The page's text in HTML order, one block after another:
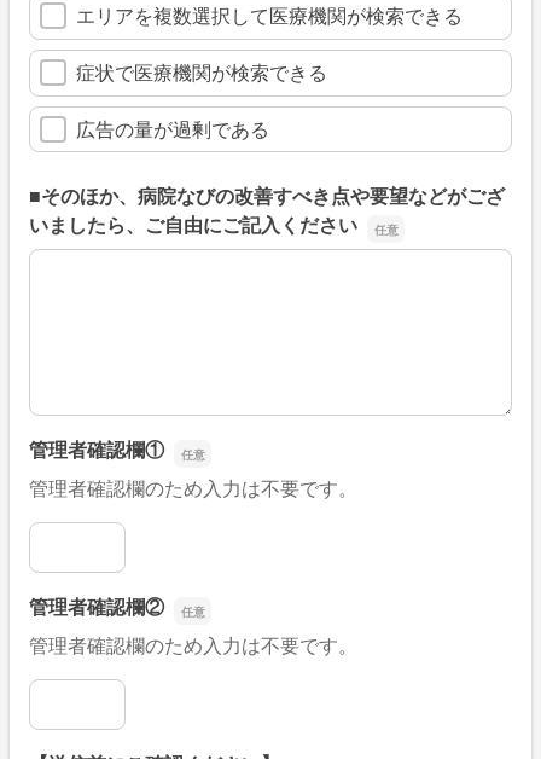
エリアを複数選択して医療機関が検索できる
症状で医療機関が検索できる
広告の量が過剰である
■そのほか、病院なびの改善すべき点や要望などがござ
いましたら、ご自由にご記入ください
■そのほか、病院なびの改善すべき点や要望などがござい
管理者確認欄①
管理者確認欄のため入力は不要です。
管理者確認欄①
管理者確認欄②
管理者確認欄のため入力は不要です。
管理者確認欄②